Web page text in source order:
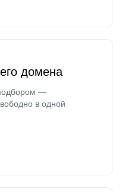
домена
—
в одной